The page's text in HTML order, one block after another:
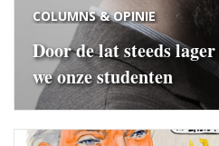
COLUMNS & OPINIE
Door de lat steeds
we onze studenten